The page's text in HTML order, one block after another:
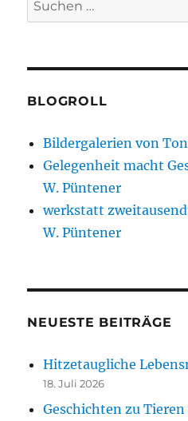
nach:
BLOGROLL
Bildergalerien von
Gelegenheit macht
W. Püntener
werkstatt
W. Püntener
NEUESTE BEITRÄGE
Hitzetaugliche
18. Juli 2026
Geschichten zu